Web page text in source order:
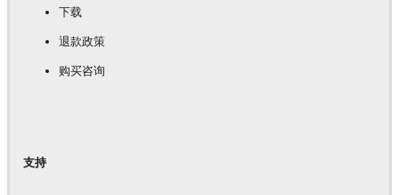
下载
退款政策
购买咨询
支持